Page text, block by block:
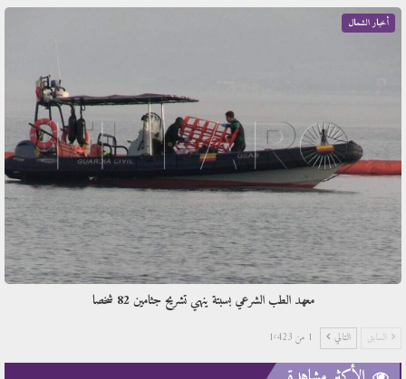
أخبار الشمال
معهد الطب الشرعي بسبتة ينهي تشريح جثامين 82 شخصا
السابق التالي 1 من 1٬423